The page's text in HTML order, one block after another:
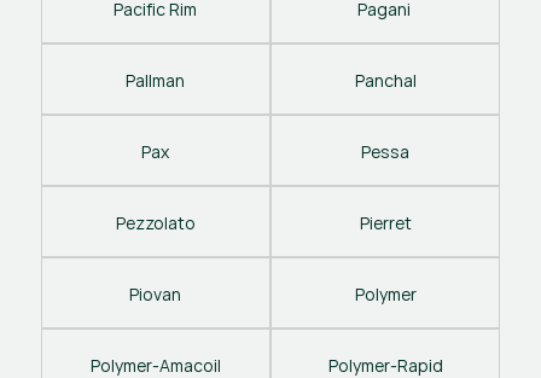
Pacific Rim Pagani
Pallman Panchal
Pax Pessa
Pezzolato Pierret
Piovan Polymer
Polymer-Amacoil Polymer-Rapid